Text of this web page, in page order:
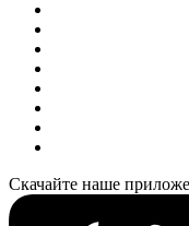
Скачайте наше